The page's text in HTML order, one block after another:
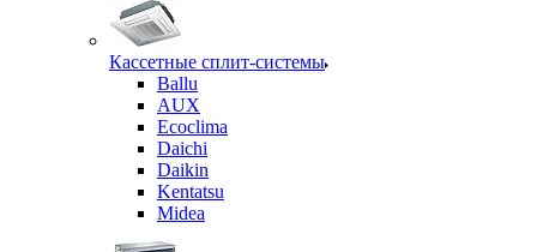
Кассетные сплит-системы
Ballu
AUX
Ecoclima
Daichi
Daikin
Kentatsu
Midea